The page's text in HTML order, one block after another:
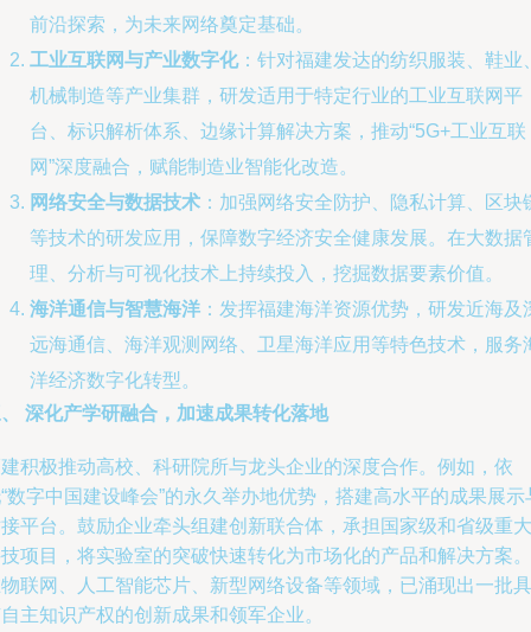
前沿探索，为未来网络奠定基础。
工业互联网与产业数字化：针对福建发达的纺织服装、鞋业
机械制造等产业集群，研发适用于特定行业的工业互联网平
台、标识解析体系、边缘计算解决方案，推动“5G+工业互联
网”深度融合，赋能制造业智能化改造。
网络安全与数据技术 ：加强网络安全防护、隐私计算、区块
等技术的研发应用，保障数字经济安全健康发展。在大数据
理、分析与可视化技术上持续投入，挖掘数据要素价值。
海洋通信与智慧海洋 ：发挥福建海洋资源优势，研发近海及
远海通信、海洋观测网络、卫星海洋应用等特色技术，服务
洋经济数字化转型。
深化产学研融合，加速成果转化落地
积极推动高校、科研院所与龙头企业的深度合作。例如，依
数字中国建设峰会”的永久举办地优势，搭建高水平的成果展示
平台。鼓励企业牵头组建创新联合体，承担国家级和省级重大
项目，将实验室的突破快速转化为市场化的产品和解决方案。
联网、人工智能芯片、新型网络设备等领域，已涌现出一批具
主知识产权的创新成果和领军企业。